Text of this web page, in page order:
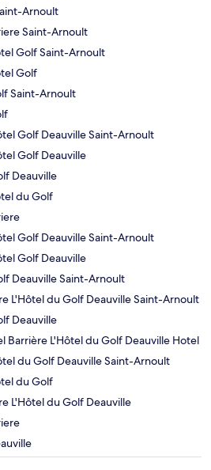
Arnoult
Saint-Arnoult
Golf Saint-Arnoult
Golf
Saint-Arnoult
Golf Deauville Saint-Arnoult
Golf Deauville
Deauville
du Golf
Golf Deauville Saint-Arnoult
Golf Deauville
Deauville Saint-Arnoult
L'Hôtel du Golf Deauville Saint-Arnoult
Deauville
Barrière L'Hôtel du Golf Deauville Hotel
du Golf Deauville Saint-Arnoult
du Golf
L'Hôtel du Golf Deauville